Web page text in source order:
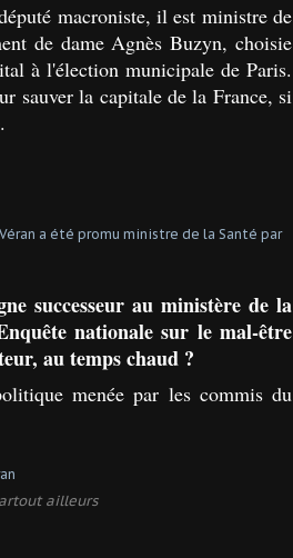
macroniste, il est ministre de
de dame Agnès Buzyn, choisie
à l'élection municipale de Paris.
sauver la capitale de la France, si
successeur au ministère de la
nationale sur le mal-être
au temps chaud ?
menée par les commis du
ailleurs